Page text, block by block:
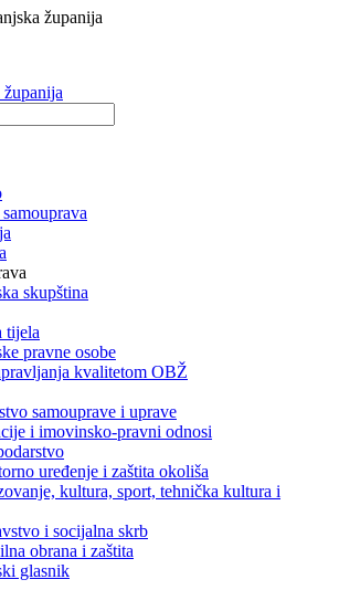
županija
skupština
tijela
pravne osobe
kvalitetom OBŽ
samouprave i uprave
i imovinsko-pravni odnosi
uređenje i zaštita okoliša
kultura, sport, tehnička kultura i
i socijalna skrb
obrana i zaštita
glasnik